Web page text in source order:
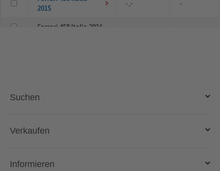
2015
- ,- -
Ferrari 458 Italia 2016
Suchen
Auto kaufen
Verkaufen
Auto verkaufen
Informieren